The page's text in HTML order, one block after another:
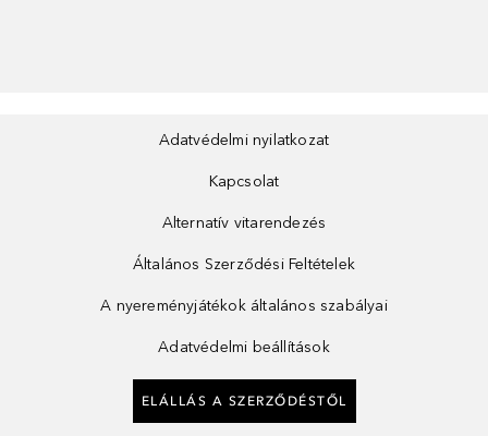
Adatvédelmi nyilatkozat
Kapcsolat
Alternatív vitarendezés
Általános Szerződési Feltételek
A nyereményjátékok általános szabályai
Adatvédelmi beállítások
ELÁLLÁS A SZERZŐDÉSTŐL